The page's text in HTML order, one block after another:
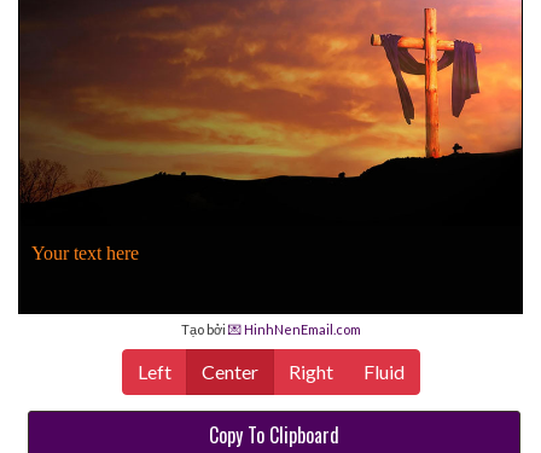
Your text here
Tạo bởi 💌 HinhNenEmail.com
Left Center Right Fluid
Copy To Clipboard